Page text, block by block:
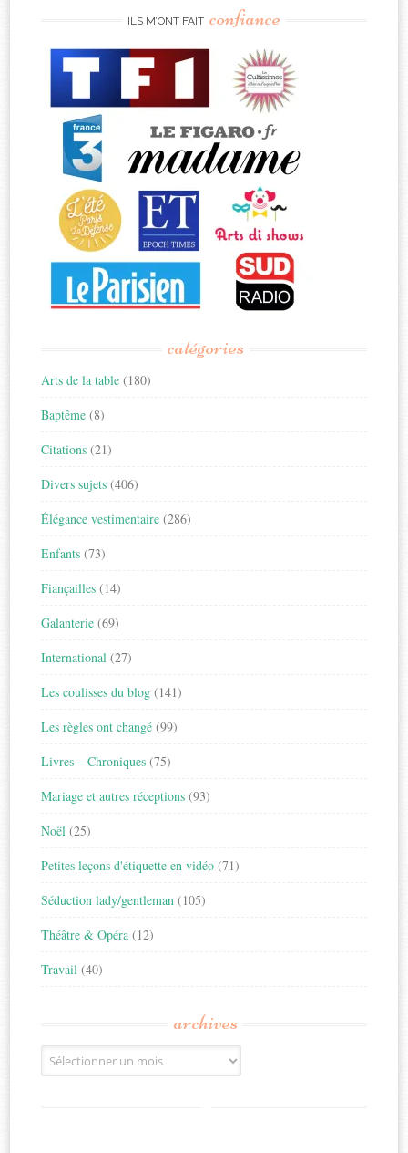
ILS M’ONT FAIT confiance
catégories
Arts de la table (180)
Baptême (8)
Citations (21)
Divers sujets (406)
Élégance vestimentaire (286)
Enfants (73)
Fiançailles (14)
Galanterie (69)
International (27)
Les coulisses du blog (141)
Les règles ont changé (99)
Livres – Chroniques (75)
Mariage et autres réceptions (93)
Noël (25)
Petites leçons d'étiquette en vidéo (71)
Séduction lady/gentleman (105)
Théâtre & Opéra (12)
Travail (40)
archives
Archives